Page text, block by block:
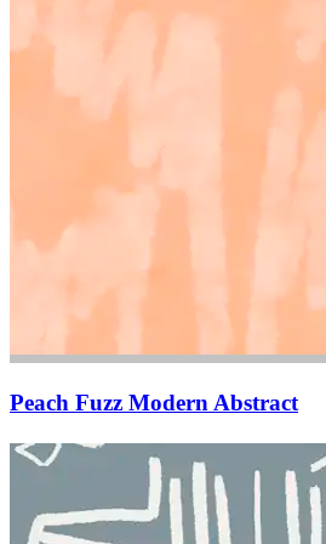
Peach Fuzz Modern Abstract